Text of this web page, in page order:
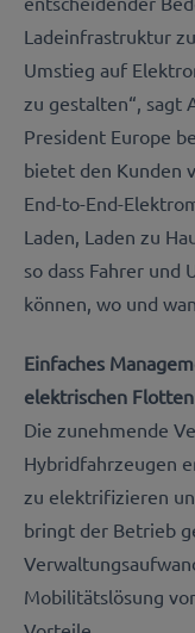
Ladeinfrastruktur
Umstieg auf
zu gestalten“, sagt
President Europe
bietet den Kunden
End-to-End-
Laden, Laden zu
so dass Fahrer
können, wo und
Einfaches
elektrischen Flotten
Die zunehmende
Hybridfahrzeugen
zu elektrifizieren
bringt der Betrieb
Mobilitätslösung